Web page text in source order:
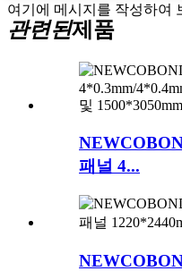
여기에 메시지를 작성하여
관련된제품
패널 4...